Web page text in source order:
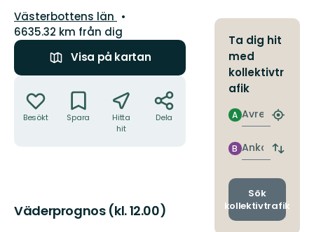
Län:
Västerbottens län
6635.32 km från dig
Visa på kartan
Besökt Spara
Hitta
hit
Dela
Väderprognos (kl. 12.00)
Ta dig hit
med
kollektivtr
afik
Avresa
A
Hitta
Ankomst
B
Byt
och
Sök
kollektivtrafik